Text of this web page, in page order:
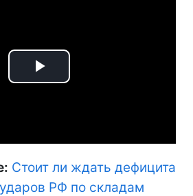
Play
Стоит ли ждать дефицита
РФ по складам